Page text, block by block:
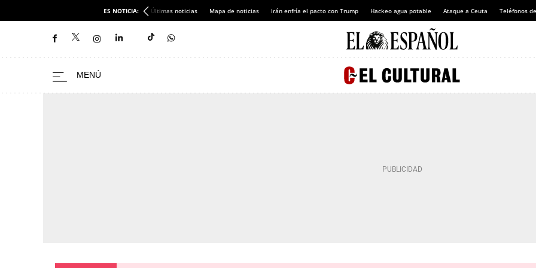
ES NOTICIA: Últimas noticias Mapa de noticias Irán enfría el pacto con Trump Hackeo agua potable Ataque a Ceuta Teléfonos